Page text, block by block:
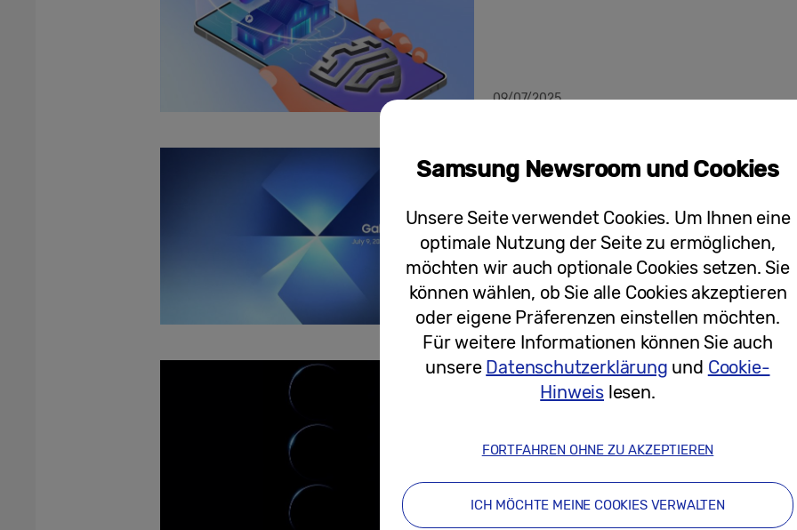
09/07/2025
[Veranstaltung] Galaxy Unpacked
Experience Is Ready To Unfold
24/06/2025
Eine Smartphone-Kamera, die
Nutzer sehen – und darauf reagiert
Samsung Newsroom und Cookies
Unsere Seite verwendet Cookies. Um Ihnen eine
optimale Nutzung der Seite zu ermöglichen,
möchten wir auch optionale Cookies setzen. Sie
können wählen, ob Sie alle Cookies akzeptieren
oder eigene Präferenzen einstellen möchten.
Für weitere Informationen können Sie auch
unsere Datenschutzerklärung und Cookie-
Hinweis lesen.
FORTFAHREN OHNE ZU AKZEPTIEREN
ICH MÖCHTE MEINE COOKIES VERWALTEN